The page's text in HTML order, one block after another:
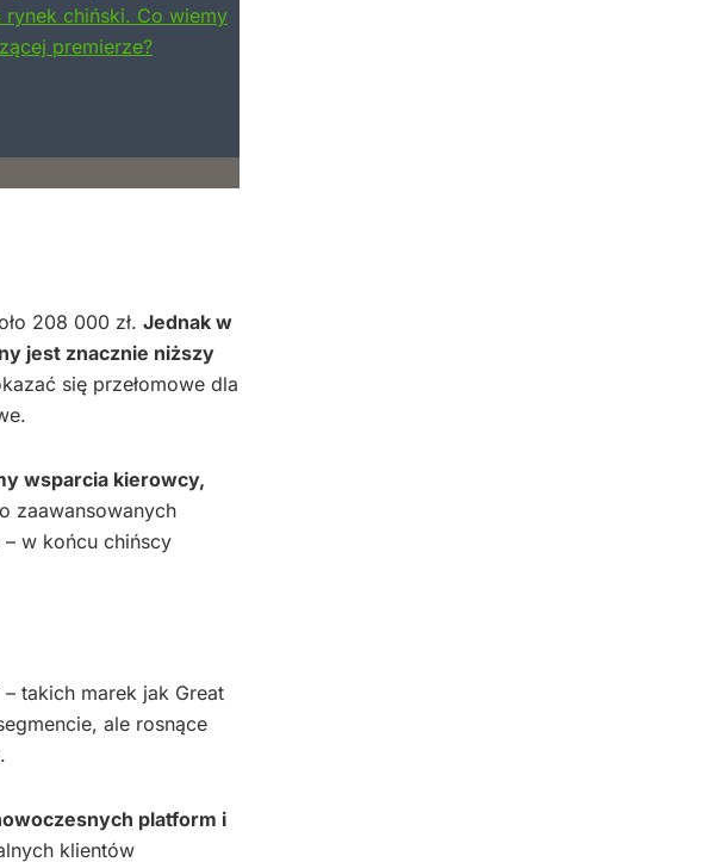
208 000 zł. Jednak w
jest znacznie niższy
się przełomowe dla
wsparcia kierowcy,
zaawansowanych
w końcu chińscy
takich marek jak Great
ale rosnące
platform i
klientów